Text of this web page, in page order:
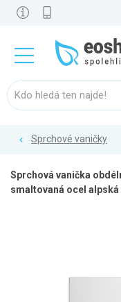
Sprchové vaničky
Sprchová vanička
smaltovaná ocel alpská